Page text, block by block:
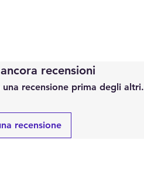
recensioni
una recensione prima degli altri.
recensione